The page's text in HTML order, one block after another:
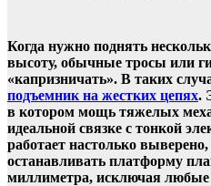
Когда нужно поднять
высоту, обычные тросы или
«капризничать». В таких
подъемник на жестких цепях.
в котором мощь тяжелых
идеальной связке с тонкой
работает настолько
останавливать платформу
миллиметра, исключая